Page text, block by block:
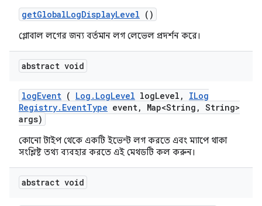
getGlobalLogDisplayLevel ()
গ্লোবাল লগের জন্য বর্তমান লগ লেভেল প্রদর্শন করে।
abstract void
logEvent ( Log . LogLevel logLevel ,
ILog
Registry. EventType event, Map<String , String>
args)
কোনো টাইপ থেকে একটি ইভেন্ট লগ করতে এবং ম্যাপে থাকা
সংশ্লিষ্ট তথ্য ব্যবহার করতে এই মেথডটি কল করুন।
abstract void